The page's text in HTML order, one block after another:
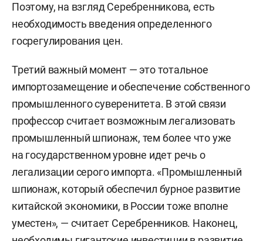
Поэтому, на взгляд Серебренникова, есть
необходимость введения определенного
госрегулирования цен.
Третий важный момент — это тотальное
импортозамещение и обеспечение собственного
промышленного суверенитета. В этой связи
профессор считает возможным легализовать
промышленный шпионаж, тем более что уже
на государственном уровне идет речь о
легализации серого импорта. «Промышленный
шпионаж, который обеспечил бурное развитие
китайской экономики, в России тоже вполне
уместен», — считает Серебренников. Наконец,